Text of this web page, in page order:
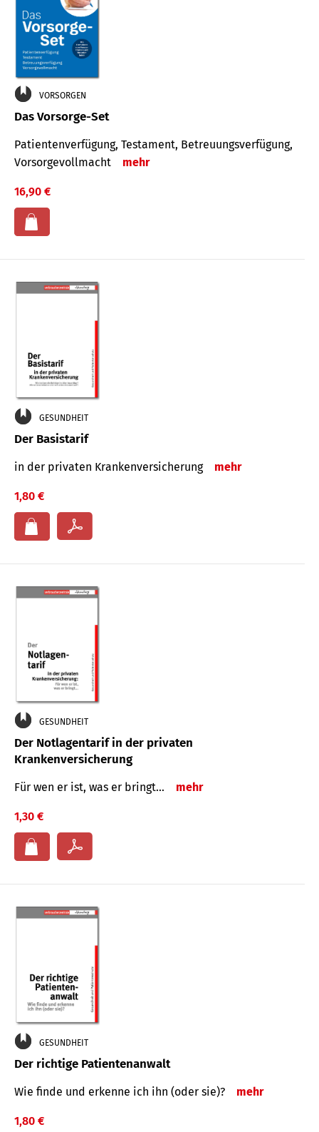
VORSORGEN
Das Vorsorge-Set
Patienten­ver­fügung, Testa­ment, Be­treuungs­verfü­gung,
Vor­sorge­voll­macht
mehr
16,90 €
GESUNDHEIT
Der Basistarif
in der privaten Kran­ken­ver­siche­rung mehr
1,80 €
GESUNDHEIT
Der Notlagentarif in der privaten
Krankenversicherung
Für wen er ist, was er bringt… mehr
1,30 €
GESUNDHEIT
Der richtige Patientenanwalt
Wie finde und erkenne ich ihn (oder sie)? mehr
1,80 €